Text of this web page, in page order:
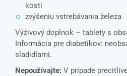
kostí
zvýšeniu vstrebávania železa
Výživový doplnok – tablety s
Informácia pre diabetikov:
sladidlami.
Nepoužívajte: V prípade